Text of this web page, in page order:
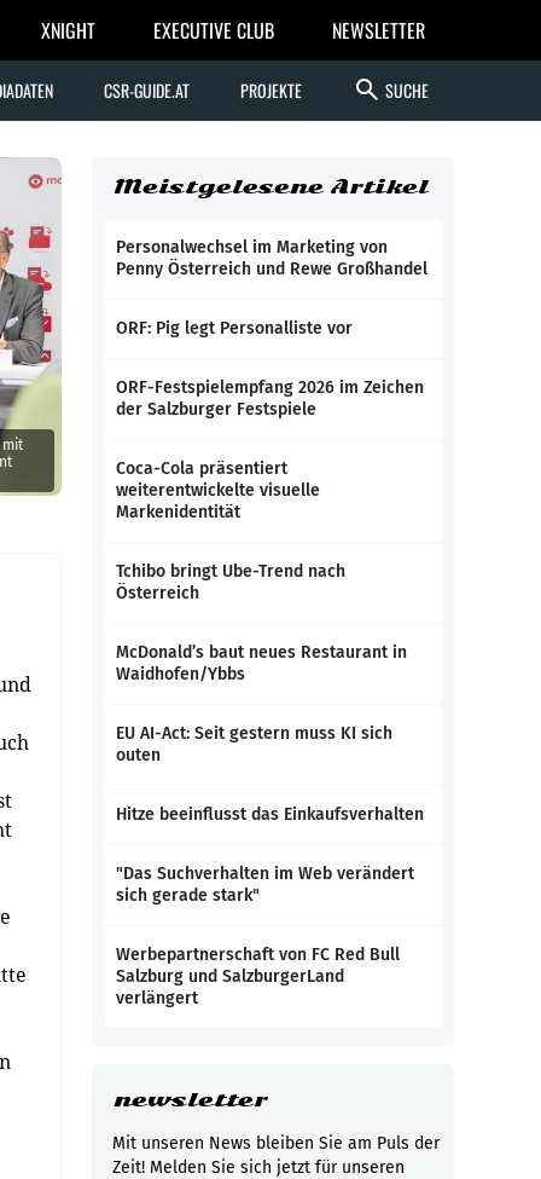
XNIGHT EXECUTIVE CLUB NEWSLETTER
CSR-GUIDE.AT PROJEKTE search SUCHE
Meistgelesene Artikel
Personalwechsel im Marketing von
Penny Österreich und Rewe Großhandel
ORF: Pig legt Personalliste vor
ORF-Festspielempfang 2026 im Zeichen
der Salzburger Festspiele
Coca-Cola präsentiert
weiterentwickelte visuelle
Markenidentität
Tchibo bringt Ube-Trend nach
Österreich
McDonald’s baut neues Restaurant in
Waidhofen/Ybbs
EU AI-Act: Seit gestern muss KI sich
outen
Hitze beeinflusst das Einkaufsverhalten
"Das Suchverhalten im Web verändert
sich gerade stark"
Werbepartnerschaft von FC Red Bull
Salzburg und SalzburgerLand
verlängert
newsletter
Mit unseren News bleiben Sie am Puls der
Zeit! Melden Sie sich jetzt für unseren